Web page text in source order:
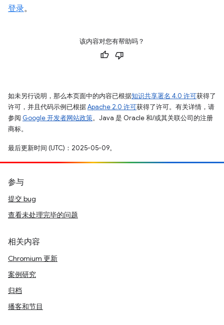
登录。
该内容对您有帮助吗？
如未另行说明，那么本页面中的内容已根据知识共享署名 4.0 许可获得了
许可，并且代码示例已根据Apache 2.0 许可获得了许可。有关详情，请
参阅 Google 开发者网站政策。Java 是 Oracle 和/或其关联公司的注册
商标。
最后更新时间 (UTC)：2025-05-09。
参与
提交 bug
查看未处理完毕的问题
相关内容
Chromium 更新
案例研究
归档
播客和节目